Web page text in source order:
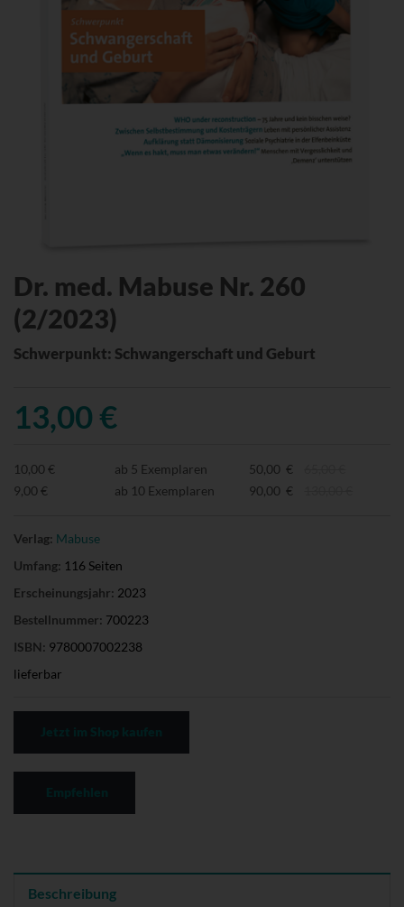
Dr. med. Mabuse Nr. 260
(2/2023)
Schwerpunkt: Schwangerschaft und Geburt
13,00 €
10,00 € ab 5 Exemplaren 50,00 €
9,00 €
ab 10 Exemplaren 90,00 €
Verlag: Mabuse
Umfang: 116 Seiten
Erscheinungsjahr: 2023
Bestellnummer: 700223
ISBN: 9780007002238
lieferbar
Beschreibung